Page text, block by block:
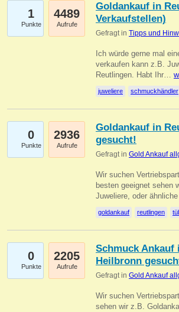
1
Punkte
4489
Aufrufe
Goldankauf in
Verkaufstellen)
Gefragt in Tipps und
Ich würde gerne mal
verkaufen kann z.B.
Reutlingen. Habt Ihr…
juweliere schmuckhändler
0
Punkte
2936
Aufrufe
Goldankauf in
gesucht!
Gefragt in Gold Ankauf
Wir suchen
besten geeignet sehen
Juweliere, oder
goldankauf reutlingen
0
Punkte
2205
Aufrufe
Schmuck Ankauf
Heilbronn
Gefragt in Gold Ankauf
Wir suchen
sehen wir z.B.